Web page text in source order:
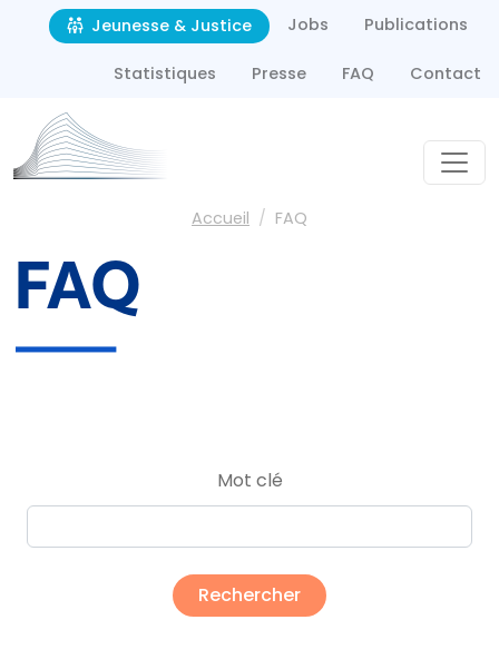
Aller au contenu principal
Second navigation
Jeunesse & Justice Jobs Publications
Statistiques Presse FAQ Contact
Fil d'Ariane
Accueil FAQ
FAQ
Mot clé